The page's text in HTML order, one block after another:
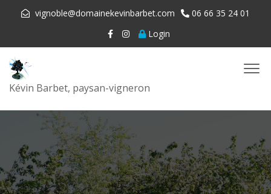
vignoble@domainekevinbarbet.com
06 66 35 24 01
Login
Kévin Barbet, paysan-vigneron